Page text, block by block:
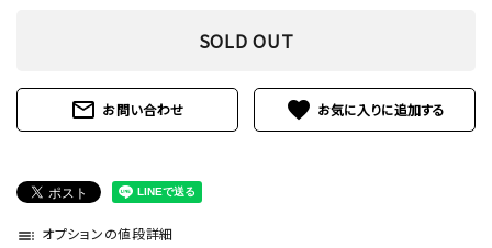
SOLD OUT
mail_outline お問い合わせ favorite
toc オプションの値段詳細